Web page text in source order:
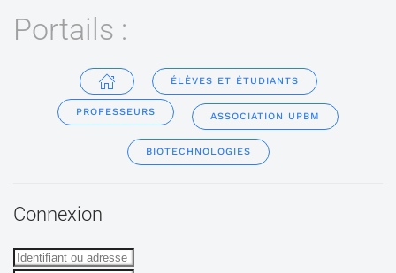
Portails :
ÉLÈVES ET ÉTUDIANTS
PROFESSEURS ASSOCIATION UPBM
BIOTECHNOLOGIES
Connexion